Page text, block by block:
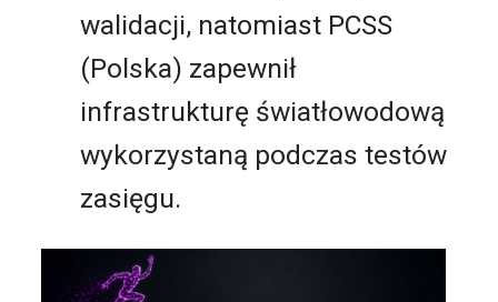
walidacji, natomiast PCSS
(Polska) zapewnił
infrastrukturę światłowodową
wykorzystaną podczas testów
zasięgu.